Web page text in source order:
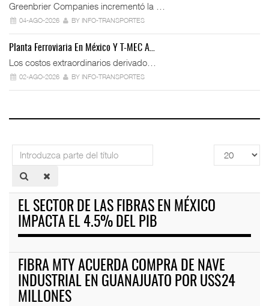
Greenbrier Companies incrementó la …
04-AGO-2026 BY INFO-TRANSPORTES
Planta Ferroviaria En México Y T-MEC A…
Los costos extraordinarios derivado…
02-AGO-2026 BY INFO-TRANSPORTES
Introduzca
parte
del
Cantidad
a
EL SECTOR DE LAS FIBRAS EN MÉXICO
IMPACTA EL 4.5% DEL PIB
FIBRA MTY ACUERDA COMPRA DE NAVE
INDUSTRIAL EN GUANAJUATO POR US$24
MILLONES